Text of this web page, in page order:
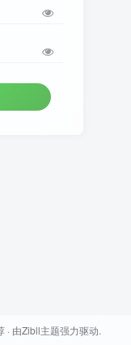
· 由Zibll主题强力驱动.